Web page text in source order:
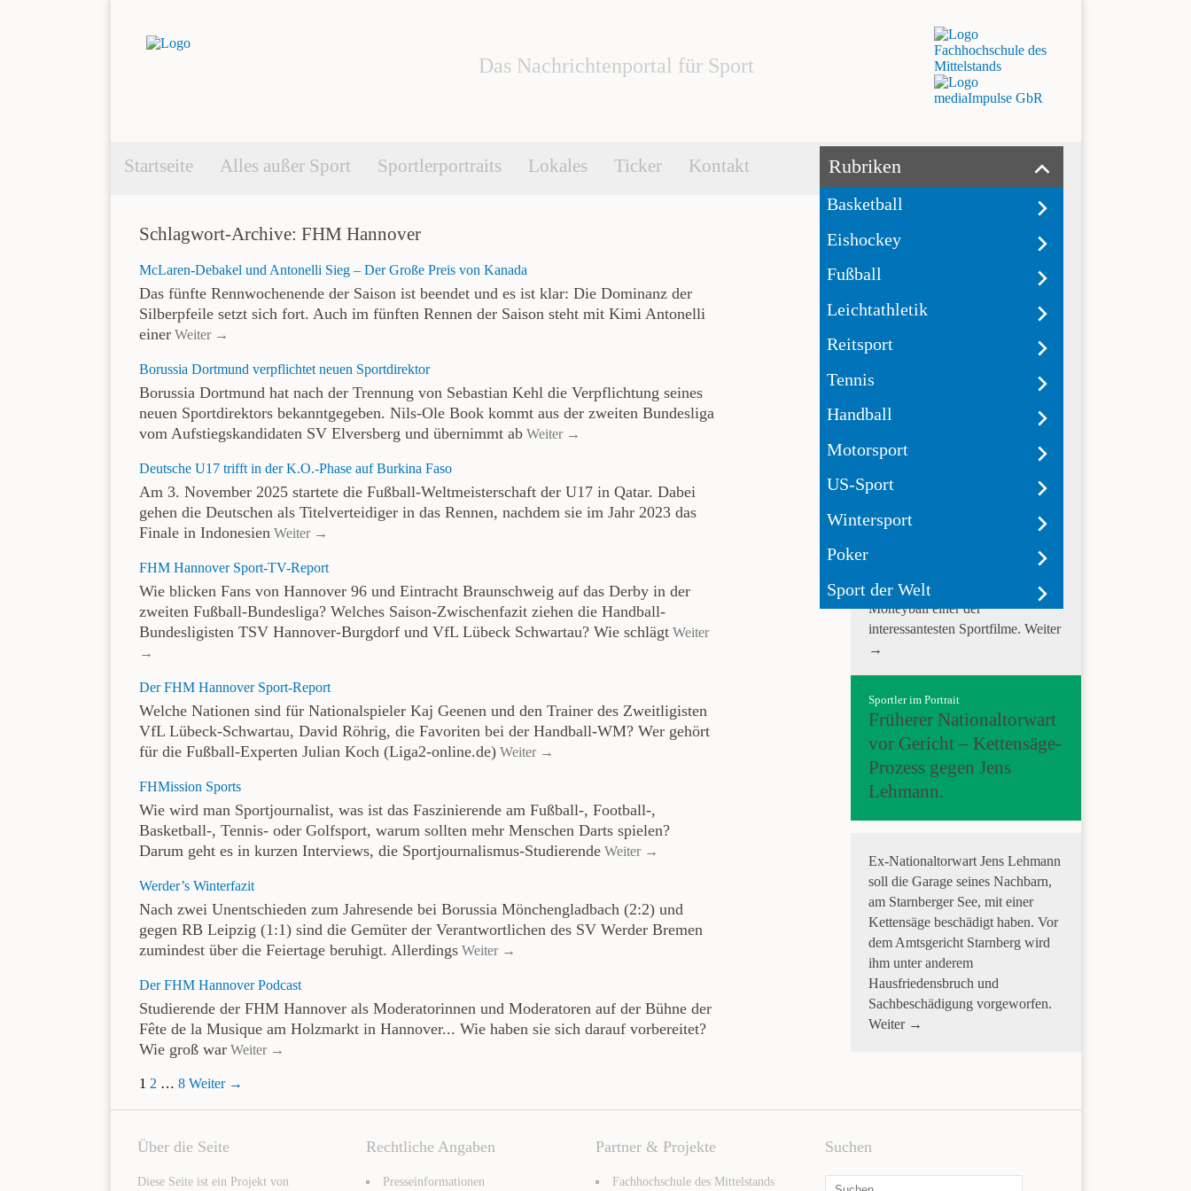
Das Nachrichtenportal für Sport
Startseite Alles außer Sport Sportlerportraits Lokales Ticker Kontakt Rubriken
Basketball
Eishockey
Fußball
Leichtathletik
Reitsport
Tennis
Handball
Motorsport
US-Sport
Wintersport
Poker
Sport der Welt
Schlagwort-Archive: FHM Hannover
McLaren-Debakel und Antonelli Sieg – Der Große Preis von Kanada
Das fünfte Rennwochenende der Saison ist beendet und es ist klar: Die Dominanz der
Silberpfeile setzt sich fort. Auch im fünften Rennen der Saison steht mit Kimi Antonelli
einer Weiter →
Borussia Dortmund verpflichtet neuen Sportdirektor
Borussia Dortmund hat nach der Trennung von Sebastian Kehl die Verpflichtung seines
neuen Sportdirektors bekanntgegeben. Nils-Ole Book kommt aus der zweiten Bundesliga
vom Aufstiegskandidaten SV Elversberg und übernimmt ab Weiter →
Deutsche U17 trifft in der K.O.-Phase auf Burkina Faso
Am 3. November 2025 startete die Fußball-Weltmeisterschaft der U17 in Qatar. Dabei
gehen die Deutschen als Titelverteidiger in das Rennen, nachdem sie im Jahr 2023 das
Finale in Indonesien Weiter →
FHM Hannover Sport-TV-Report
Wie blicken Fans von Hannover 96 und Eintracht Braunschweig auf das Derby in der
zweiten Fußball-Bundesliga? Welches Saison-Zwischenfazit ziehen die Handball-
Bundesligisten TSV Hannover-Burgdorf und VfL Lübeck Schwartau? Wie schlägt Weiter
→
Der FHM Hannover Sport-Report
Welche Nationen sind für Nationalspieler Kaj Geenen und den Trainer des Zweitligisten
VfL Lübeck-Schwartau, David Röhrig, die Favoriten bei der Handball-WM? Wer gehört
für die Fußball-Experten Julian Koch (Liga2-online.de) Weiter →
FHMission Sports
Wie wird man Sportjournalist, was ist das Faszinierende am Fußball-, Football-,
Basketball-, Tennis- oder Golfsport, warum sollten mehr Menschen Darts spielen?
Darum geht es in kurzen Interviews, die Sportjournalismus-Studierende Weiter →
Werder’s Winterfazit
Nach zwei Unentschieden zum Jahresende bei Borussia Mönchengladbach (2:2) und
gegen RB Leipzig (1:1) sind die Gemüter der Verantwortlichen des SV Werder Bremen
zumindest über die Feiertage beruhigt. Allerdings Weiter →
Der FHM Hannover Podcast
Studierende der FHM Hannover als Moderatorinnen und Moderatoren auf der Bühne der
Fête de la Musique am Holzmarkt in Hannover... Wie haben sie sich darauf vorbereitet?
Wie groß war Weiter →
1 2 … 8 Weiter →
Wie Zahlen Baseball
Moneyball ist ein Film der schon
als Konzept scheitern sollte.
von Amerika weniger beliebt und
Statistiken. Dennoch ist
Moneyball einer der
interessantesten Sportfilme. Weiter
→
Sportler im Portrait
Früherer Nationaltorwart
vor Gericht – Kettensäge-
Prozess gegen Jens
Lehmann.
Ex-Nationaltorwart Jens Lehmann
soll die Garage seines Nachbarn,
am Starnberger See, mit einer
Kettensäge beschädigt haben. Vor
dem Amtsgericht Starnberg wird
ihm unter anderem
Hausfriedensbruch und
Sachbeschädigung vorgeworfen.
Weiter →
Über die Seite
Diese Seite ist ein Projekt von
Rechtliche Angaben
Presseinformationen
Partner & Projekte
Fachhochschule des Mittelstands
Suchen